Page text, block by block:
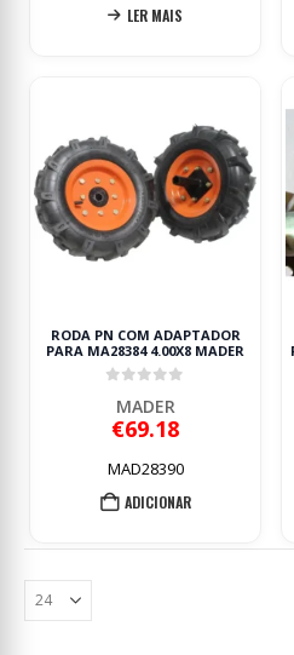
LER MAIS
RODA PN COM ADAPTADOR
PARA MA28384 4.00X8 MADER
MADER
€69.18
MAD28390
ADICIONAR